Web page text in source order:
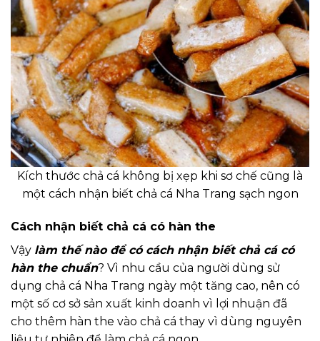
Kích thước chả cá không bị xẹp khi sơ chế cũng là
một cách nhận biết chả cá Nha Trang sạch ngon
Cách nhận biết chả cá có hàn the
Vậy làm thế nào để có cách nhận biết chả cá có
hàn the chuẩn? Vì nhu cầu của người dùng sử
dụng chả cá Nha Trang ngày một tăng cao, nên có
một số cơ sở sản xuất kinh doanh vì lợi nhuận đã
cho thêm hàn the vào chả cá thay vì dùng nguyên